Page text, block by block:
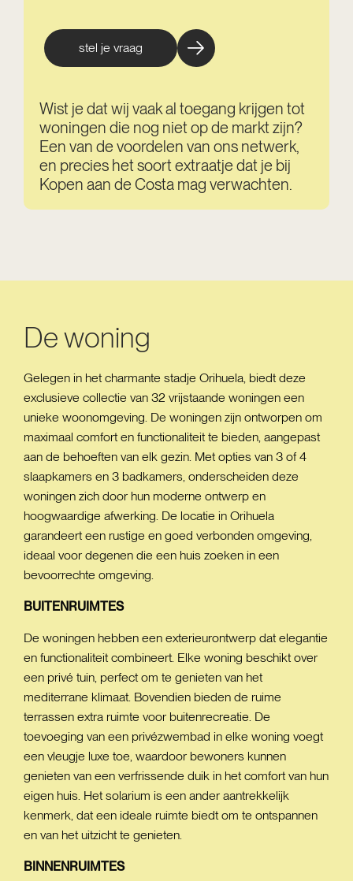
stel je vraag
Wist je dat wij vaak al toegang krijgen tot
woningen die nog niet op de markt zijn?
Een van de voordelen van ons netwerk,
en precies het soort extraatje dat je bij
Kopen aan de Costa mag verwachten.
De woning
Gelegen in het charmante stadje Orihuela, biedt deze
exclusieve collectie van 32 vrijstaande woningen een
unieke woonomgeving. De woningen zijn ontworpen om
maximaal comfort en functionaliteit te bieden, aangepast
aan de behoeften van elk gezin. Met opties van 3 of 4
slaapkamers en 3 badkamers, onderscheiden deze
woningen zich door hun moderne ontwerp en
hoogwaardige afwerking. De locatie in Orihuela
garandeert een rustige en goed verbonden omgeving,
ideaal voor degenen die een huis zoeken in een
bevoorrechte omgeving.
BUITENRUIMTES
De woningen hebben een exterieurontwerp dat elegantie
en functionaliteit combineert. Elke woning beschikt over
een privé tuin, perfect om te genieten van het
mediterrane klimaat. Bovendien bieden de ruime
terrassen extra ruimte voor buitenrecreatie. De
toevoeging van een privézwembad in elke woning voegt
een vleugje luxe toe, waardoor bewoners kunnen
genieten van een verfrissende duik in het comfort van hun
eigen huis. Het solarium is een ander aantrekkelijk
kenmerk, dat een ideale ruimte biedt om te ontspannen
en van het uitzicht te genieten.
BINNENRUIMTES